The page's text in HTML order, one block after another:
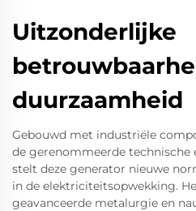
Uitzonderlijke
duurzaamheid
Gebouwd met industriële
de gerenommeerde technische
stelt deze generator nieuwe
in de elektriciteitsopwekking.
geavanceerde metalurgie en